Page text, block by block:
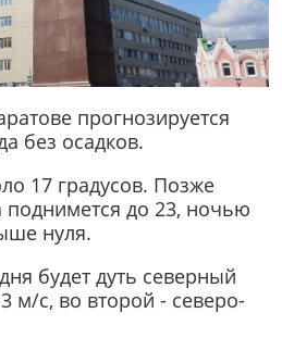
прогнозируется
без осадков.
17 градусов. Позже
поднимется до 23, ночью
нуля.
будет дуть северный
м/с, во второй - северо-